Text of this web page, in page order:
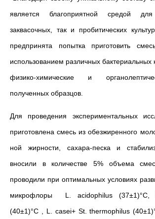
является благоприятной средой
заквасочных, так и пробитических
предпринята попытка приготовить
использованием различных бактериальных
физико-химические и
полученных образцов.
Для проведения экспериментальных
приготовлена смесь из обезжиренного
ной жирности, сахара-песка и
вносили в количестве 5% объема
проводили при оптимальных условиях
микрофлоры L. acidophilus (37±1)°C,
(40±1)°C , L. casei+ St. thermophilus